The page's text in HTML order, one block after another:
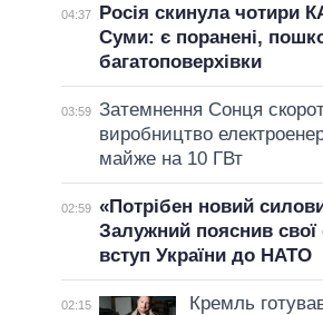
04:37
Росія скинула чотири
Суми: є поранені,
багатоповерхівки
03:59 Затемнення Сонця
виробництво
майже на 10 ГВт
02:59 «Потрібен новий
Залужний пояснив свої
вступ України до НАТО
02:15
Кремль